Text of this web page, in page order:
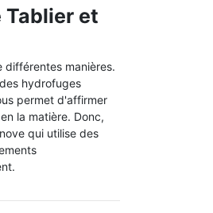
Tablier et
différentes manières.
hydrofuges
permet d'affirmer
la matière. Donc,
qui utilise des